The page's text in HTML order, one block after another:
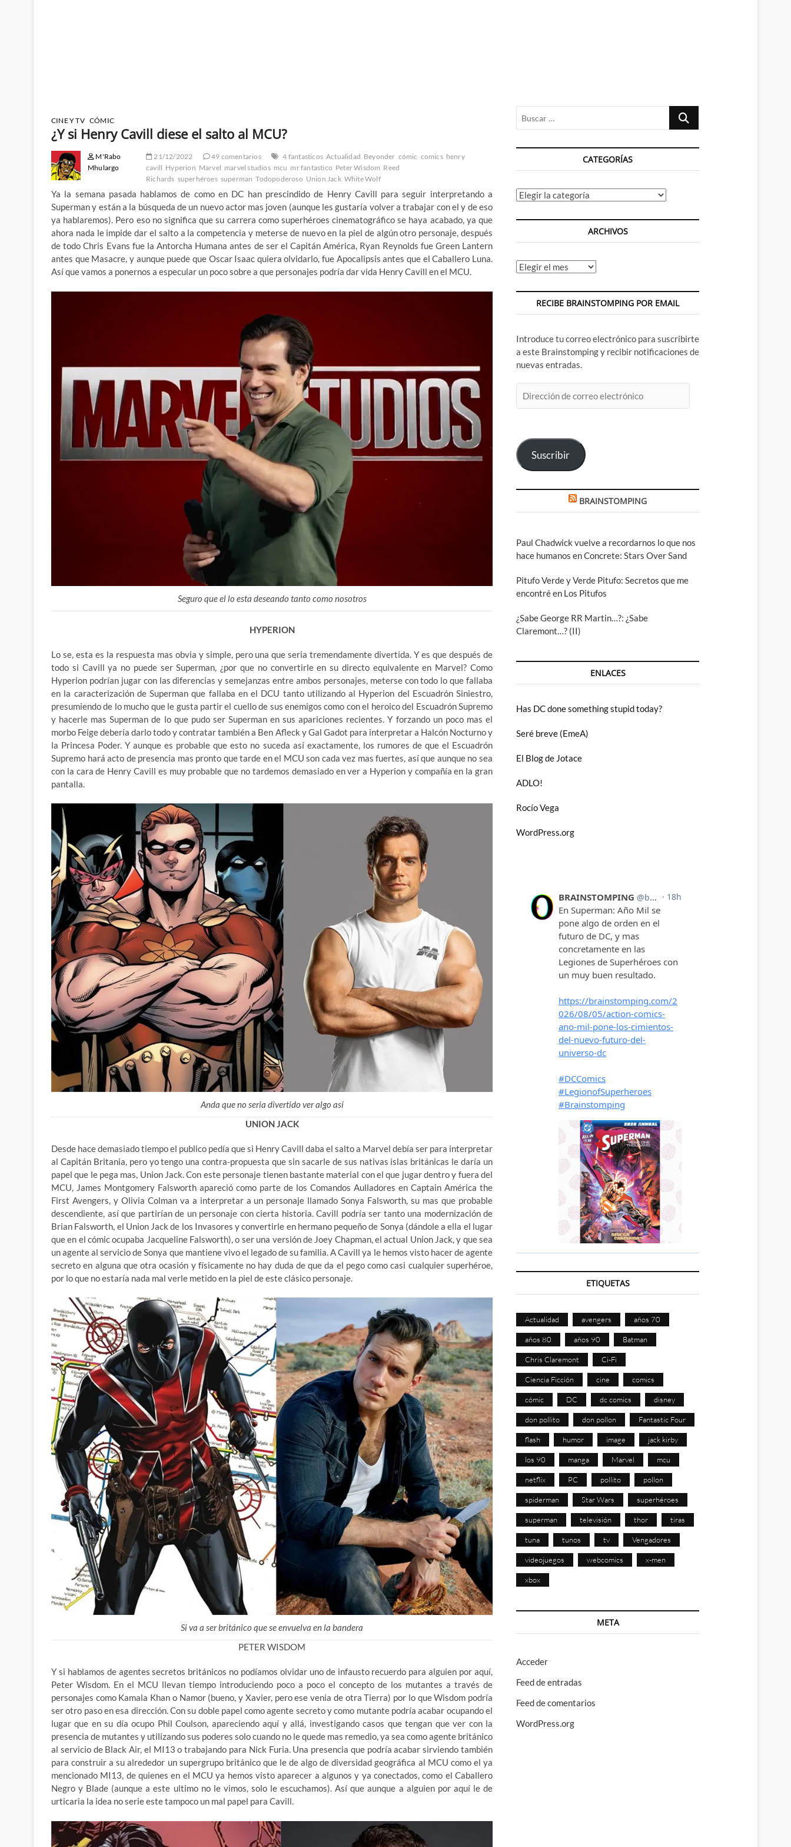
CINE Y TV CÓMIC
¿Y si Henry Cavill diese el salto al MCU?
M'Rabo
Mhulargo
21/12/2022 49 comentarios 4 fantasticos Actualidad Beyonder cómic comics henry
cavill Hyperion Marvel marvel studios mcu mr fantastico Peter Wisdom Reed
Richards superhéroes superman Todopoderoso Union Jack White Wolf
Ya la semana pasada hablamos de como en DC han prescindido de Henry Cavill para seguir interpretando a
Superman y están a la búsqueda de un nuevo actor mas joven (aunque les gustaría volver a trabajar con el y de eso
ya hablaremos). Pero eso no significa que su carrera como superhéroes cinematográfico se haya acabado, ya que
ahora nada le impide dar el salto a la competencia y meterse de nuevo en la piel de algún otro personaje, después
de todo Chris Evans fue la Antorcha Humana antes de ser el Capitán América, Ryan Reynolds fue Green Lantern
antes que Masacre, y aunque puede que Oscar Isaac quiera olvidarlo, fue Apocalipsis antes que el Caballero Luna.
Así que vamos a ponernos a especular un poco sobre a que personajes podría dar vida Henry Cavill en el MCU.
Seguro que el lo esta deseando tanto como nosotros
HYPERION
Lo se, esta es la respuesta mas obvia y simple, pero una que seria tremendamente divertida. Y es que después de
todo si Cavill ya no puede ser Superman, ¿por que no convertirle en su directo equivalente en Marvel? Como
Hyperion podrían jugar con las diferencias y semejanzas entre ambos personajes, meterse con todo lo que fallaba
en la caracterización de Superman que fallaba en el DCU tanto utilizando al Hyperion del Escuadrón Siniestro,
presumiendo de lo mucho que le gusta partir el cuello de sus enemigos como con el heroico del Escuadrón Supremo
y hacerle mas Superman de lo que pudo ser Superman en sus apariciones recientes. Y forzando un poco mas el
morbo Feige debería darlo todo y contratar también a Ben Afleck y Gal Gadot para interpretar a Halcón Nocturno y
la Princesa Poder. Y aunque es probable que esto no suceda así exactamente, los rumores de que el Escuadrón
Supremo hará acto de presencia mas pronto que tarde en el MCU son cada vez mas fuertes, así que aunque no sea
con la cara de Henry Cavill es muy probable que no tardemos demasiado en ver a Hyperion y compañía en la gran
pantalla.
Anda que no seria divertido ver algo así
UNION JACK
Desde hace demasiado tiempo el publico pedía que si Henry Cavill daba el salto a Marvel debía ser para interpretar
al Capitán Britania, pero yo tengo una contra-propuesta que sin sacarle de sus nativas islas británicas le daría un
papel que le pega mas, Union Jack. Con este personaje tienen bastante material con el que jugar dentro y fuera del
MCU, James Montgomery Falsworth apareció como parte de los Comandos Aulladores en Captain América the
First Avengers, y Olivia Colman va a interpretar a un personaje llamado Sonya Falsworth, su mas que probable
descendiente, así que partirían de un personaje con cierta historia. Cavill podría ser tanto una modernización de
Brian Falsworth, el Union Jack de los Invasores y convertirle en hermano pequeño de Sonya (dándole a ella el lugar
que en el cómic ocupaba Jacqueline Falsworth), o ser una versión de Joey Chapman, el actual Union Jack, y que sea
un agente al servicio de Sonya que mantiene vivo el legado de su familia. A Cavill ya le hemos visto hacer de agente
secreto en alguna que otra ocasión y físicamente no hay duda de que da el pego como casi cualquier superhéroe,
por lo que no estaría nada mal verle metido en la piel de este clásico personaje.
Si va a ser británico que se envuelva en la bandera
PETER WISDOM
Y si hablamos de agentes secretos británicos no podíamos olvidar uno de infausto recuerdo para alguien por aquí,
Peter Wisdom. En el MCU llevan tiempo introduciendo poco a poco el concepto de los mutantes a través de
personajes como Kamala Khan o Namor (bueno, y Xavier, pero ese venia de otra Tierra) por lo que Wisdom podría
ser otro paso en esa dirección. Con su doble papel como agente secreto y como mutante podría acabar ocupando el
lugar que en su día ocupo Phil Coulson, apareciendo aquí y allá, investigando casos que tengan que ver con la
presencia de mutantes y utilizando sus poderes solo cuando no le quede mas remedio, ya sea como agente británico
al servicio de Black Air, el MI13 o trabajando para Nick Furia. Una presencia que podría acabar sirviendo también
para construir a su alrededor un supergrupo británico que le de algo de diversidad geográfica al MCU como el ya
mencionado MI13, de quienes en el MCU ya hemos visto aparecer a algunos y ya conectados, como el Caballero
Negro y Blade (aunque a este ultimo no le vimos, solo le escuchamos). Así que aunque a alguien por aquí le de
urticaria la idea no serie este tampoco un mal papel para Cavill.
Buscar
CATEGORÍAS
Categorías
ARCHIVOS
Archivos
RECIBE BRAINSTOMPING POR EMAIL
Introduce tu correo electrónico para suscribirte
a este Brainstomping y recibir notificaciones de
nuevas entradas.
de
Suscribir
BRAINSTOMPING
Paul Chadwick vuelve a recordarnos lo que nos
hace humanos en Concrete: Stars Over Sand
Pitufo Verde y Verde Pitufo: Secretos que me
encontré en Los Pitufos
¿Sabe George RR Martin…?: ¿Sabe
Claremont…? (II)
ENLACES
Has DC done something stupid today?
Seré breve (EmeA)
El Blog de Jotace
ADLO!
Rocío Vega
WordPress.org
ETIQUETAS
Actualidad avengers años 70
años 80 años 90 Batman
Chris Claremont Ci-Fi
Ciencia Ficción cine comics
cómic DC dc comics disney
don pollito don pollon Fantastic Four
flash humor image jack kirby
los 90 manga Marvel mcu
netflix PC pollito pollon
spiderman Star Wars superhéroes
superman televisión thor tiras
tuna tunos tv Vengadores
videojuegos webcomics x-men
xbox
META
Acceder
Feed de entradas
Feed de comentarios
WordPress.org